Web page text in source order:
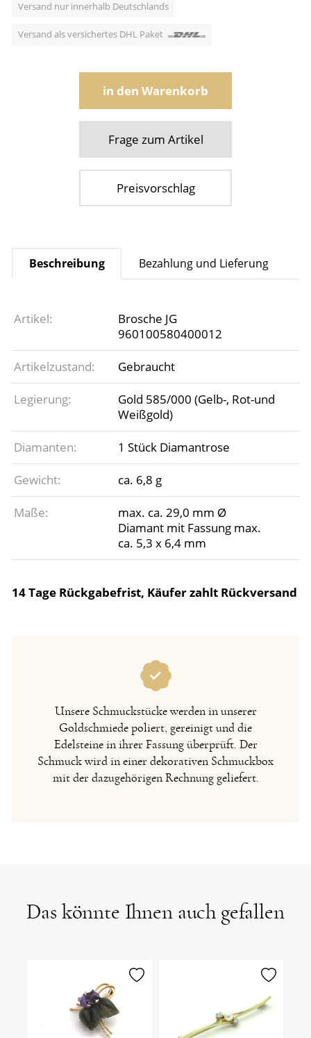
Versand nur innerhalb Deutschlands
Versand als versichertes DHL Paket
in den Warenkorb
Frage zum Artikel
Preisvorschlag
Beschreibung Bezahlung und Lieferung
Artikel:
Brosche JG
960100580400012
Artikelzustand: Gebraucht
Legierung:
Gold 585/000 (Gelb-, Rot-und
Weißgold)
Diamanten: 1 Stück Diamantrose
Gewicht: ca. 6,8 g
Maße:
max. ca. 29,0 mm Ø
Diamant mit Fassung max.
ca. 5,3 x 6,4 mm
14 Tage Rückgabefrist, Käufer zahlt Rückversand
Unsere Schmuckstücke werden in unserer
Goldschmiede poliert, gereinigt und die
Edelsteine in ihrer Fassung überprüft. Der
Schmuck wird in einer dekorativen Schmuckbox
mit der dazugehörigen Rechnung geliefert.
Das könnte Ihnen auch gefallen
merken merken